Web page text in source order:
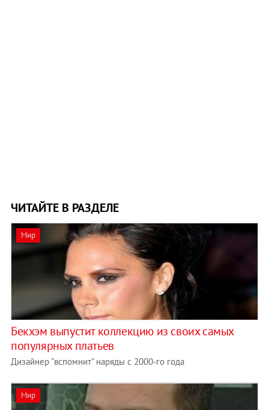
ЧИТАЙТЕ В РАЗДЕЛЕ
Мир
Бекхэм выпустит коллекцию из своих самых
популярных платьев
Дизайнер "вспомнит" наряды с 2000-го года
Мир